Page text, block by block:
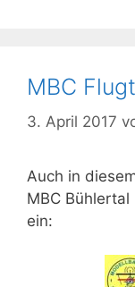
MBC
3. April 2017
Auch in
MBC
ein: